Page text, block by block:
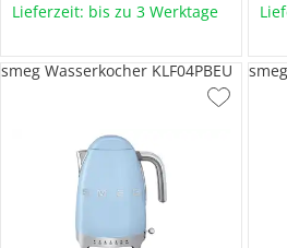
Lieferzeit: bis zu 3 Werktage
smeg Wasserkocher KLF04PBEU